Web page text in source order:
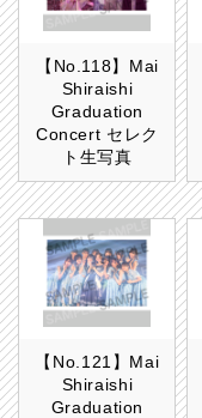
【No.118】Mai
Shiraishi
Graduation
Concert セレク
ト生写真
【No.121】Mai
Shiraishi
Graduation